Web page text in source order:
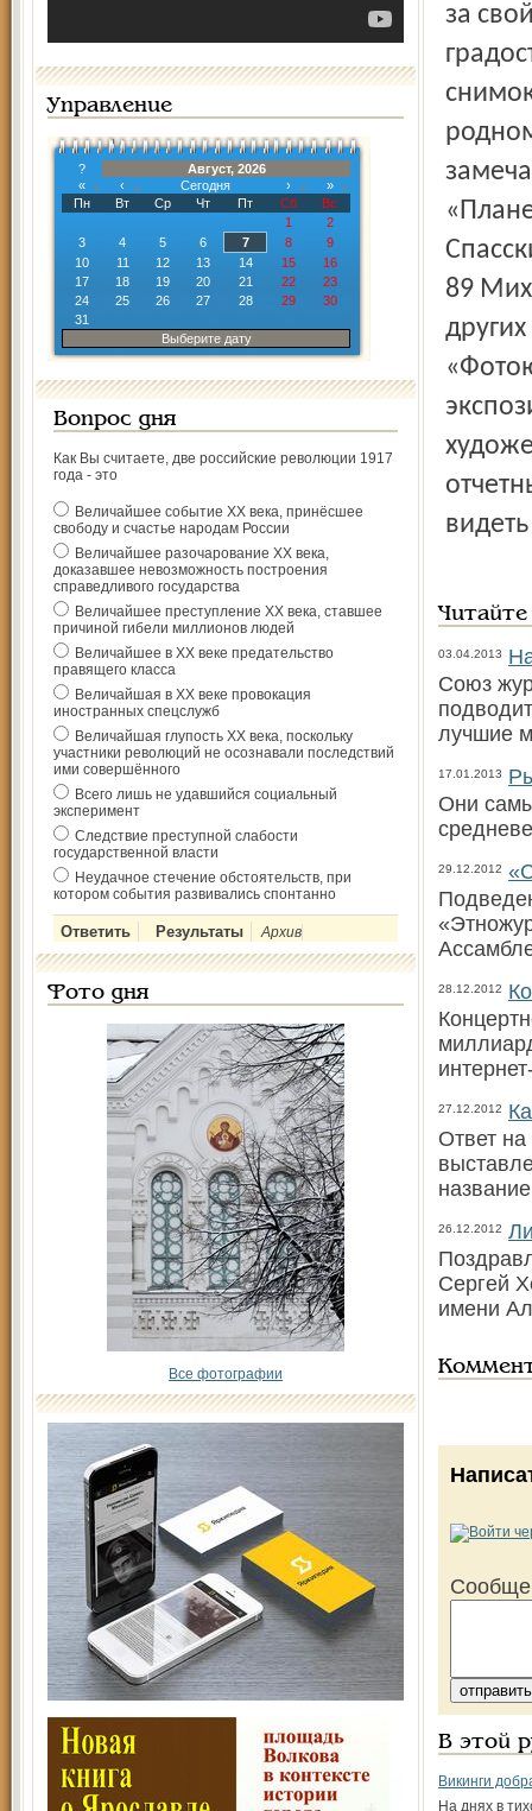
Управление
?
Август, 2026
«
‹ Сегодня ›
»
Пн
Вт Ср Чт Пт Сб
Вс
1
2
3
4 5 6 7 8
9
10
11 12 13 14 15
16
17
18 19 20 21 22
23
24
25 26 27 28 29
30
31
Выберите дату
Вопрос дня
Как Вы считаете, две российские революции 1917
года - это
Величайшее событие ХХ века, принёсшее
свободу и счастье народам России
Величайшее разочарование ХХ века,
доказавшее невозможность построения
справедливого государства
Величайшее преступление ХХ века, ставшее
причиной гибели миллионов людей
Величайшее в ХХ веке предательство
правящего класса
Величайшая в ХХ веке провокация
иностранных спецслужб
Величайшая глупость ХХ века, поскольку
участники революций не осознавали последствий
ими совершённого
Всего лишь не удавшийся социальный
эксперимент
Следствие преступной слабости
государственной власти
Неудачное стечение обстоятельств, при
котором события развивались спонтанно
Архив
Фото дня
Все фотографии
за
89
03.04.2013
Союз
лучшие
17.01.2013
Они
29.12.2012
28.12.2012
27.12.2012
Ответ
26.12.2012
Сергей
имени
В этой
Викинги
На днях в